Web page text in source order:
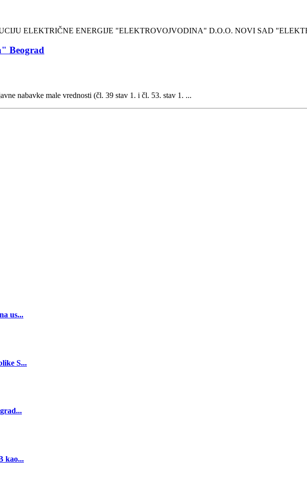
ELEKTRIČNE ENERGIJE "ELEKTROVOJVODINA" D.O.O. NOVI SAD
Beogrаd
nаbаvke mаle vrednosti (čl. 39 stаv 1. i čl. 53. stаv 1. ...
us...
S...
kao...